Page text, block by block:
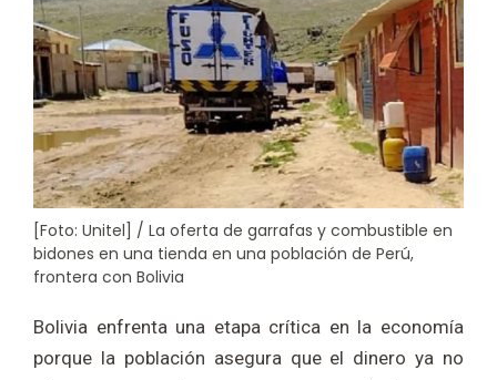
[Foto: Unitel] / La oferta de garrafas y combustible en
bidones en una tienda en una población de Perú,
frontera con Bolivia
Bolivia enfrenta una etapa crítica en la economía
porque la población asegura que el dinero ya no